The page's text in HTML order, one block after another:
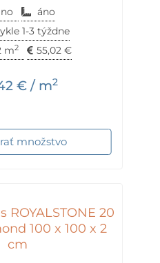
áno
1-3 týždne
m2 55,02 €
€/ m2
množstvo
ROYALSTONE 20
100 x 100 x 2
cm